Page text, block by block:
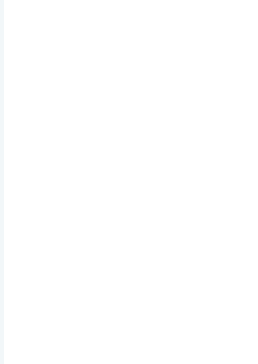
stižu i pljuskovi. . . srijeda, 5. kolovoza